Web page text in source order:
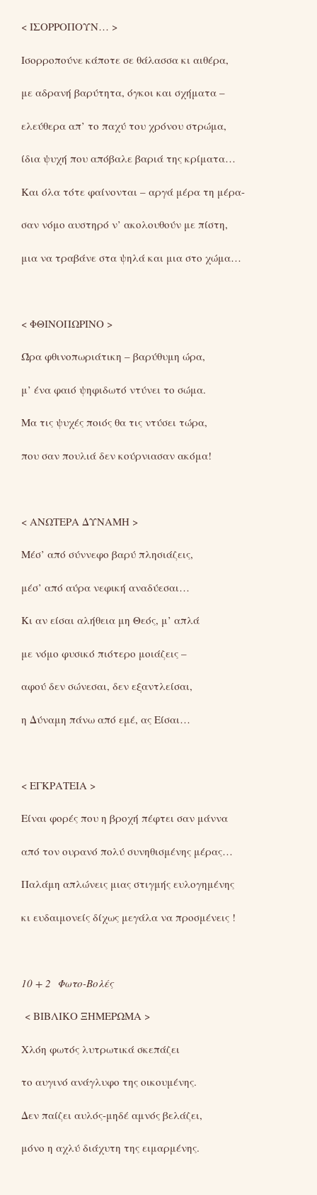
< ΙΣΟΡΡΟΠΟΥΝ… >
Ισορροπούνε κάποτε σε θάλασσα κι αιθέρα,
με αδρανή βαρύτητα, όγκοι και σχήματα –
ελεύθερα απ’ το παχύ του χρόνου στρώμα,
ίδια ψυχή που απόβαλε βαριά της κρίματα…
Και όλα τότε φαίνονται – αργά μέρα τη μέρα-
σαν νόμο αυστηρό ν’ ακολουθούν με πίστη,
μια να τραβάνε στα ψηλά και μια στο χώμα…
< ΦΘΙΝΟΠΩΡΙΝΟ >
Ώρα φθινοπωριάτικη – βαρύθυμη ώρα,
μ’ ένα φαιό ψηφιδωτό ντύνει το σώμα.
Μα τις ψυχές ποιός θα τις ντύσει τώρα,
που σαν πουλιά δεν κούρνιασαν ακόμα!
< ΑΝΩΤΕΡΑ ΔΥΝΑΜΗ >
Μέσ’ από σύννεφο βαρύ πλησιάζεις,
μέσ’ από αύρα νεφική αναδύεσαι…
Κι αν είσαι αλήθεια μη Θεός, μ’ απλά
με νόμο φυσικό πιότερο μοιάζεις –
αφού δεν σώνεσαι, δεν εξαντλείσαι,
η Δύναμη πάνω από εμέ, ας Είσαι…
< ΕΓΚΡΑΤΕΙΑ >
Είναι φορές που η βροχή πέφτει σαν μάννα
από τον ουρανό πολύ συνηθισμένης μέρας…
Παλάμη απλώνεις μιας στιγμής ευλογημένης
κι ευδαιμονείς δίχως μεγάλα να προσμένεις !
10 + 2 Φωτο-Βολές
< ΒΙΒΛΙΚΟ ΞΗΜΕΡΩΜΑ >
Χλόη φωτός λυτρωτικά σκεπάζει
το αυγινό ανάγλυφο της οικουμένης.
Δεν παίζει αυλός-μηδέ αμνός βελάζει,
μόνο η αχλύ διάχυτη της ειμαρμένης.